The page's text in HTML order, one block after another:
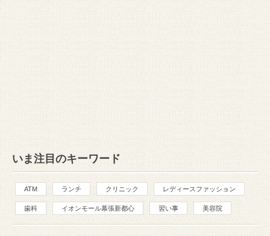
いま注目のキーワード
ATM ランチ クリニック レディースファッション
歯科 イオンモール幕張新都心 習い事 美容院